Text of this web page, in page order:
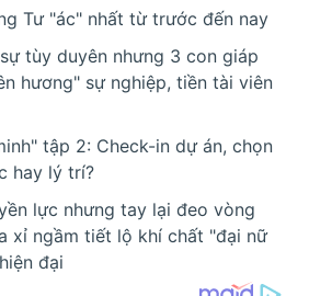
Tư "ác" nhất từ trước đến nay
tùy duyên nhưng 3 con giáp
hương" sự nghiệp, tiền tài viên
tập 2: Check-in dự án, chọn
hay lý trí?
lực nhưng tay lại đeo vòng
xỉ ngầm tiết lộ khí chất "đại nữ
đại